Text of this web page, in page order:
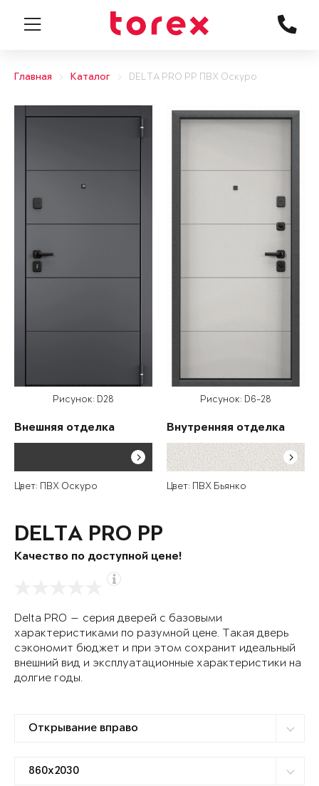
Главная Каталог DELTA PRO PP ПВХ Оскуро
Рисунок: D28
Внешняя отделка
Цвет: ПВХ Оскуро
Рисунок: D6-28
Внутренняя отделка
Цвет: ПВХ Бьянко
DELTA PRO PP
Качество по доступной цене!
Delta PRO — серия дверей с базовыми
характеристиками по разумной цене. Такая дверь
сэкономит бюджет и при этом сохранит идеальный
внешний вид и эксплуатационные характеристики на
долгие годы.